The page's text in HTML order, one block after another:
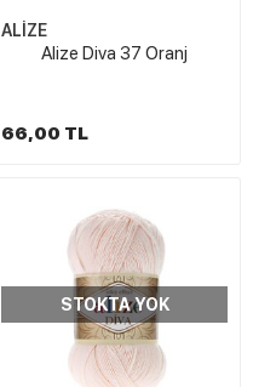
ALİZE
Alize Diva 37 Oranj
66,00 TL
STOKTA YOK